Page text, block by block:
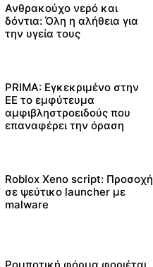
Ανθρακούχο νερό και
δόντια: Όλη η αλήθεια για
την υγεία τους
PRIMA: Εγκεκριμένο στην
ΕΕ το εμφύτευμα
αμφιβληστροειδούς που
επαναφέρει την όραση
Roblox Xeno script: Προσοχή
σε ψεύτικο launcher με
malware